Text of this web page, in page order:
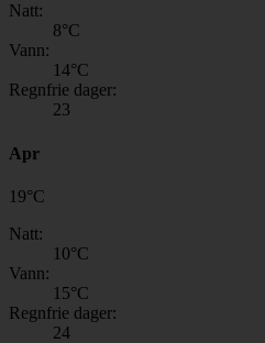
Natt:
8°C
Vann:
14°C
Regnfrie dager:
23
Apr
19°C
Natt:
10°C
Vann:
15°C
Regnfrie dager:
24